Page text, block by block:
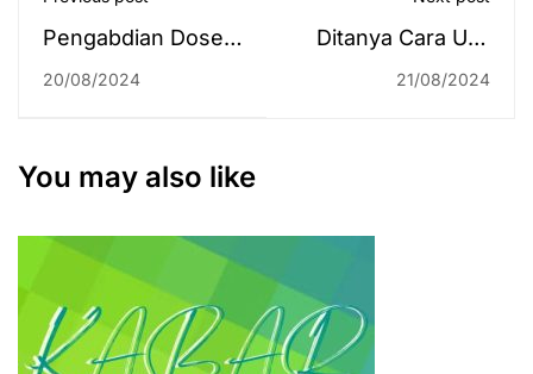
Pengabdian Dosen
di Makkah, Dekan
Pubertas
dan Psikologi
Pendidikan
20/08/2024
Ditanya Cara UIN
Antasari Bebas dari
21/08/2024
You may also like